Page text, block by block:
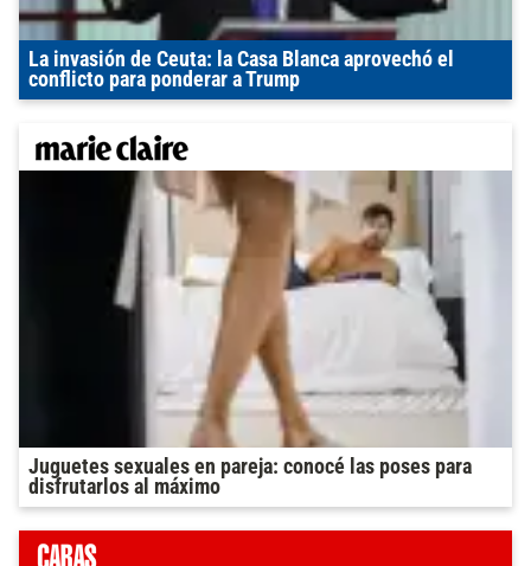
La invasión de Ceuta: la Casa Blanca aprovechó el
conflicto para ponderar a Trump
Juguetes sexuales en pareja: conocé las poses para
disfrutarlos al máximo